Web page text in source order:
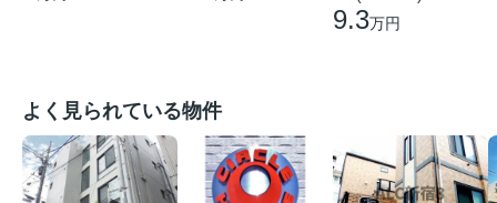
9.3万円
よく見られている物件